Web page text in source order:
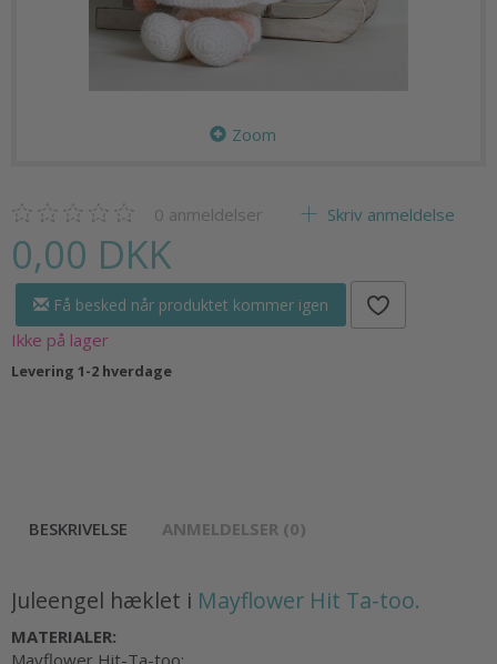
Zoom
0 anmeldelser Skriv anmeldelse
0,00 DKK
Få besked når produktet kommer igen
Ikke på lager
Levering 1-2 hverdage
BESKRIVELSE ANMELDELSER (0)
Juleengel hæklet i Mayflower Hit Ta-too.
MATERIALER: